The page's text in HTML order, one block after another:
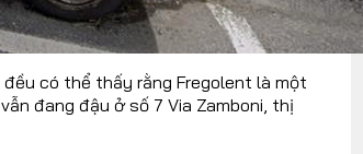
có thể thấy rằng Fregolent là một
đang đậu ở số 7 Via Zamboni, thị